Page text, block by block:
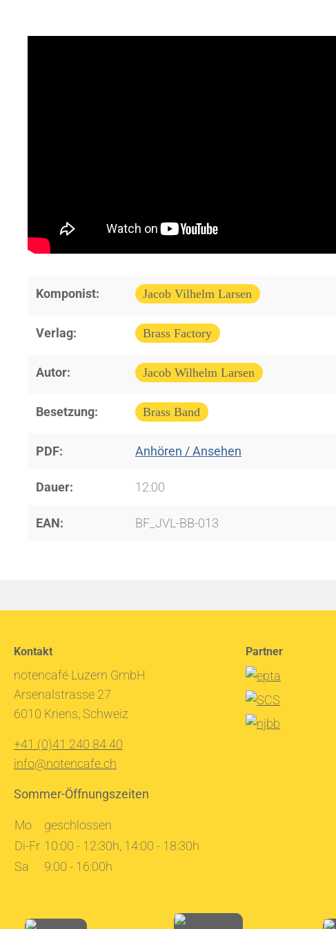
Komponist: Jacob Vilhelm Larsen
Verlag: Brass Factory
Autor: Jacob Wilhelm Larsen
Besetzung: Brass Band
PDF: Anhören / Ansehen
Dauer: 12:00
EAN: BF_JVL-BB-013
Kontakt
notencafé Luzern GmbH
Arsenalstrasse 27
6010 Kriens, Schweiz
+41 (0)41 240 84 40
info@notencafe.ch
Sommer-Öffnungszeiten
Mo
geschlossen
Di-Fr 10:00 - 12:30h, 14:00 - 18:30h
Sa
9:00 - 16:00h
Partner